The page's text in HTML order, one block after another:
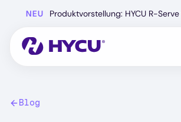
Hauptinhalt
NEU Produktvorstellung: HYCU R-
Blog